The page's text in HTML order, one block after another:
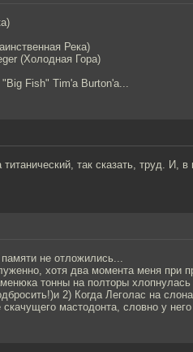
Река)
(Холодная Гора)
Fish" Tim'а Burton'а...
так сказать, труд. И,
не отложились...
хотя два момента меня при
тонны на полторы хлопнулась
2) Когда Леголас на
мастодонта, словно у него